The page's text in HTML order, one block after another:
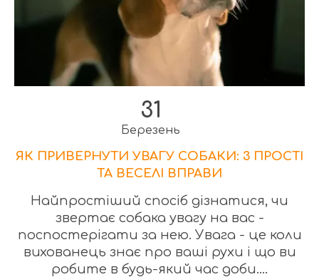
31
Березень
ЯК ПРИВЕРНУТИ УВАГУ СОБАКИ: 3 ПРОСТІ
ТА ВЕСЕЛІ ВПРАВИ
Найпростіший спосіб дізнатися, чи
звертає собака увагу на вас -
поспостерігати за нею. Увага - це коли
вихованець знає про ваші рухи і що ви
робите в будь-який час доби....